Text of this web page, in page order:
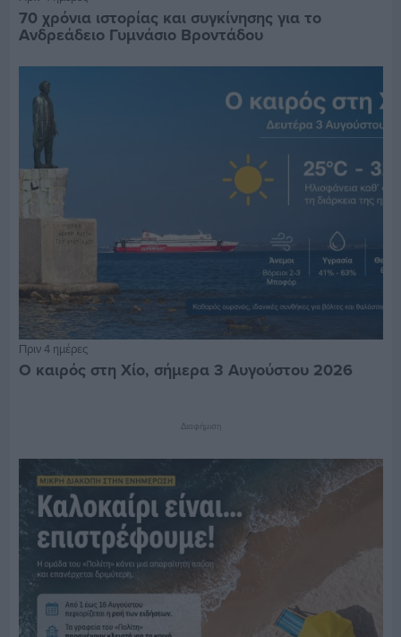
70 χρόνια ιστορίας και συγκίνησης για το
Ανδρεάδειο Γυμνάσιο Βροντάδου
Πριν 4 ημέρες
Ο καιρός στη Χίο, σήμερα 3 Αυγούστου 2026
Διαφήμιση